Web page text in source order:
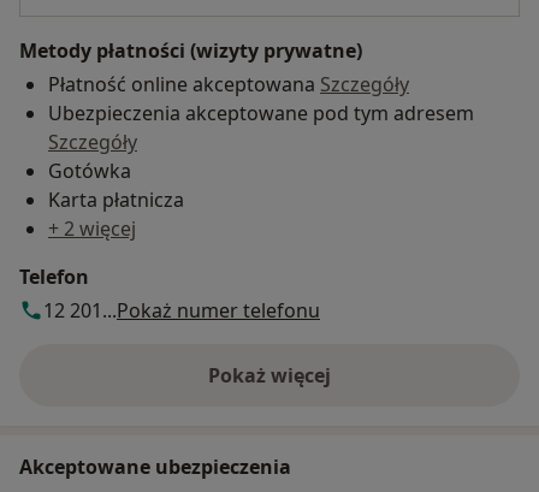
Metody płatności (wizyty prywatne)
Płatność online akceptowana Szczegóły
Ubezpieczenia akceptowane pod tym adresem
Szczegóły
Gotówka
Karta płatnicza
+ 2 więcej
Telefon
12 201...Pokaż numer telefonu
Pokaż więcej
o adresie
Akceptowane ubezpieczenia